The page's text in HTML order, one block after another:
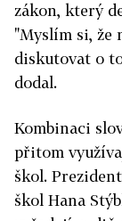
zákon, který
"Myslím si, že
diskutovat o
dodal.
Kombinaci
přitom
škol.
škol Hana